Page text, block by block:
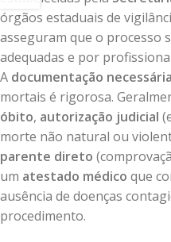
órgãos estaduais de
asseguram que o processo
adequadas e por
A documentação necessária
mortais é rigorosa.
óbito, autorização judicial
morte não natural ou
parente direto
um atestado médico que
ausência de doenças
procedimento.